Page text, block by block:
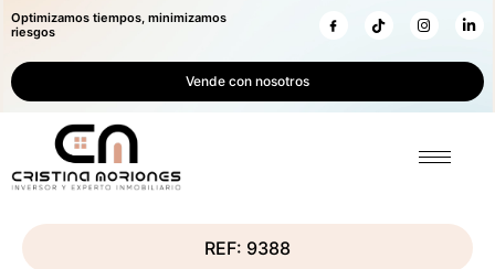
Optimizamos tiempos, minimizamos
riesgos
Vende con nosotros
REF: 9388